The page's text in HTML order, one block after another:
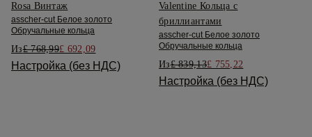
Rosa Винтаж
asscher-cut Белое золото
Обручальные кольца
Из£ 768,99£ 692,09
Настройка (без НДС)
Valentine Кольца с
бриллиантами
asscher-cut Белое золото
Обручальные кольца
Из£ 839,13£ 755,22
Настройка (без НДС)